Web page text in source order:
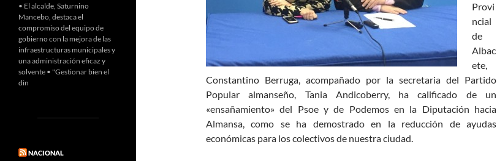
Provi
ncial
de
Albac
ete,
Constantino Berruga, acompañado por la secretaria del Partido
Popular almanseño, Tania Andicoberry, ha calificado de un
«ensañamiento» del Psoe y de Podemos en la Diputación hacia
Almansa, como se ha demostrado en la reducción de ayudas
económicas para los colectivos de nuestra ciudad.
• El alcalde, Saturnino
Mancebo, destaca el
compromiso del equipo de
gobierno con la mejora de las
infraestructuras municipales y
una administración eficaz y
solvente • "Gestionar bien el
din
NACIONAL